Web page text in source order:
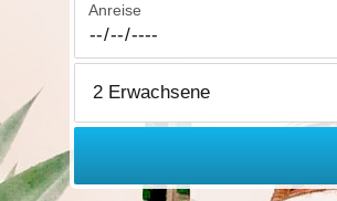
Anreise